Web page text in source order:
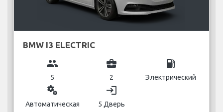
BMW I3 ELECTRIC
group
5
business_center
2
local_gas_station
Электрический
miscellaneous_services
Автоматическая
login
5 Дверь